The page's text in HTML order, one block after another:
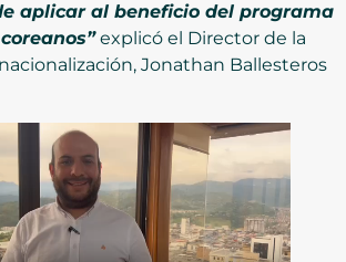
aplicar al beneficio del programa
explicó el Director de la
Jonathan Ballesteros